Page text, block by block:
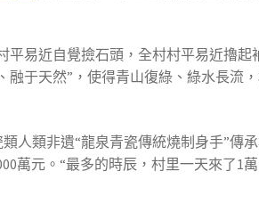
易近自覺撿石頭，全村村平易近擼起
于天然”，使得青山復綠、綠水長流
人類非遺“龍泉青瓷傳統燒制身手”傳
萬元。“最多的時辰，村里一天來了1